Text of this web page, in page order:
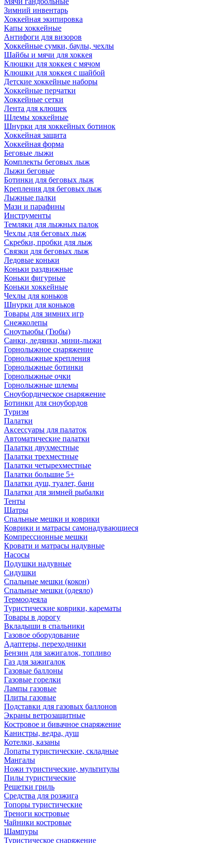
Зимний инвентарь
Хоккейная экипировка
Капы хоккейные
Антифоги для визоров
Хоккейные сумки, баулы, чехлы
Шайбы и мячи для хоккея
Клюшки для хоккея с мячом
Клюшки для хоккея с шайбой
Детские хоккейные наборы
Хоккейные перчатки
Хоккейные сетки
Лента для клюшек
Шлемы хоккейные
Шнурки для хоккейных ботинок
Хоккейная защита
Хоккейная форма
Беговые лыжи
Комплекты беговых лыж
Лыжи беговые
Ботинки для беговых лыж
Крепления для беговых лыж
Лыжные палки
Мази и парафины
Инструменты
Темляки для лыжных палок
Чехлы для беговых лыж
Скребки, пробки для лыж
Связки для беговых лыж
Ледовые коньки
Коньки раздвижные
Коньки фигурные
Коньки хоккейные
Чехлы для коньков
Шнурки для коньков
Товары для зимних игр
Снежколепы
Сноутьюбы (Тюбы)
Санки, ледянки, мини-лыжи
Горнолыжное снаряжение
Горнолыжные крепления
Горнолыжные ботинки
Горнолыжные очки
Горнолыжные шлемы
Сноубордическое снаряжение
Ботинки для сноубордов
Туризм
Палатки
Аксессуары для палаток
Автоматические палатки
Палатки двухместные
Палатки трехместные
Палатки четырехместные
Палатки большие 5+
Палатки душ, туалет, бани
Палатки для зимней рыбалки
Тенты
Шатры
Спальные мешки и коврики
Коврики и матрасы самонадувающиеся
Компрессионные мешки
Кровати и матрасы надувные
Насосы
Подушки надувные
Сидушки
Спальные мешки (кокон)
Спальные мешки (одеяло)
Термоодеяла
Туристические коврики, карематы
Товары в дорогу
Вкладыши в спальники
Газовое оборудование
Адаптеры, переходники
Бензин для зажигалок, топливо
Газ для зажигалок
Газовые баллоны
Газовые горелки
Лампы газовые
Плиты газовые
Подставки для газовых баллонов
Экраны ветрозащитные
Костровое и бивачное снаряжение
Канистры, ведра, душ
Котелки, казаны
Лопаты туристические, складные
Мангалы
Ножи туристические, мультитулы
Пилы туристические
Решетки гриль
Средства для розжига
Топоры туристические
Треноги костровые
Чайники костровые
Шампуры
Туристическое снаряжение